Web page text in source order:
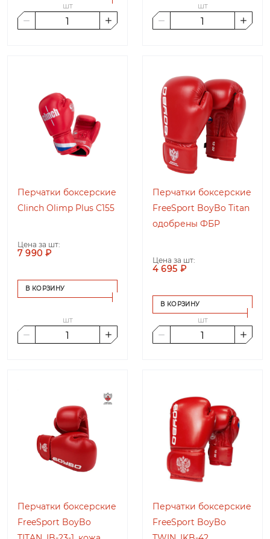
шт шт
Перчатки боксерские
Clinch Olimp Plus C155
Цена за шт:
7 990 ₽
В КОРЗИНУ
шт
Перчатки боксерские
FreeSport BoyBo Titan
одобрены ФБР
Цена за шт:
4 695 ₽
В КОРЗИНУ
шт
Перчатки боксерские
FreeSport BoyBo
Перчатки боксерские
FreeSport BoyBo